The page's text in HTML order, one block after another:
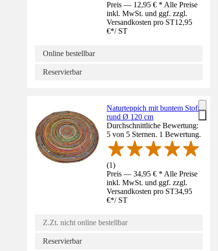
Preis — 12,95 € * Alle Preise
inkl. MwSt. und ggf. zzgl.
Versandkosten pro ST12,95
€*/ ST
Online bestellbar
Reservierbar
Naturteppich mit buntem Stoff
rund Ø 120 cm
Durchschnittliche Bewertung:
5 von 5 Sternen. 1 Bewertung.
(1)
Preis — 34,95 € * Alle Preise
inkl. MwSt. und ggf. zzgl.
Versandkosten pro ST34,95
€*/ ST
Z.Zt. nicht online bestellbar
Reservierbar